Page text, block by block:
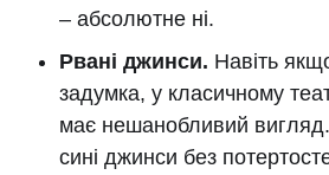
– абсолютне ні.
Рвані джинси. Навіть
задумка, у класичному
має нешанобливий
сині джинси без